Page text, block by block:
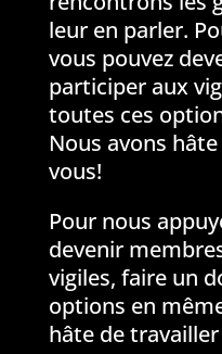
leur en parler.
vous pouvez
participer aux
toutes ces
Nous avons
vous!
Pour nous
devenir
vigiles, faire un
options en
hâte de travailler